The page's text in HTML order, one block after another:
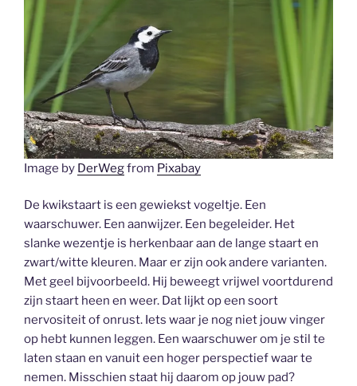
Image by DerWegfrom Pixabay
De kwikstaart is een gewiekst vogeltje. Een
waarschuwer. Een aanwijzer. Een begeleider. Het
slanke wezentje is herkenbaar aan de lange staart en
zwart/witte kleuren. Maar er zijn ook andere varianten.
Met geel bijvoorbeeld. Hij beweegt vrijwel voortdurend
zijn staart heen en weer. Dat lijkt op een soort
nervositeit of onrust. Iets waar je nog niet jouw vinger
op hebt kunnen leggen. Een waarschuwer om je stil te
laten staan en vanuit een hoger perspectief waar te
nemen. Misschien staat hij daarom op jouw pad?